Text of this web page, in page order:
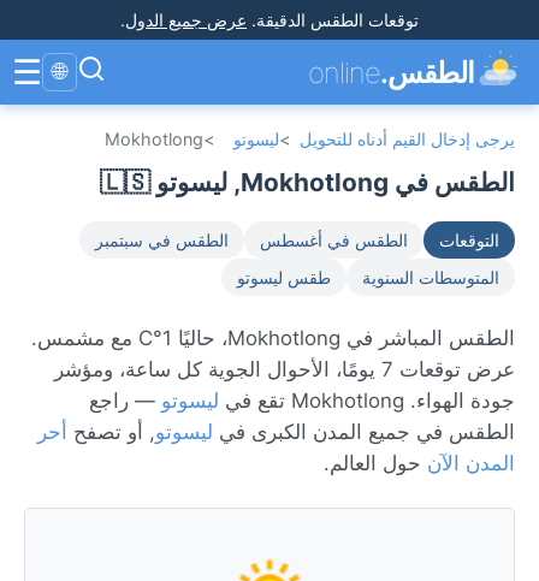
توقعات الطقس الدقيقة. عرض جميع الدول.
الطقس.online
🌐
☰
يرجى إدخال القيم أدناه للتحويل >ليسوتو >
Mokhotlong
الطقس في Mokhotlong, ليسوتو 🇱🇸
التوقعات الطقس في أغسطس
الطقس في سبتمبر
المتوسطات السنوية
طقس ليسوتو
الطقس المباشر في Mokhotlong، حاليًا 1°C مع مشمس.
عرض توقعات 7 يومًا، الأحوال الجوية كل ساعة، ومؤشر
جودة الهواء. Mokhotlong تقع في
ليسوتو — راجع
الطقس في جميع المدن الكبرى في ليسوتو, أو تصفح أحر
المدن الآن حول العالم.